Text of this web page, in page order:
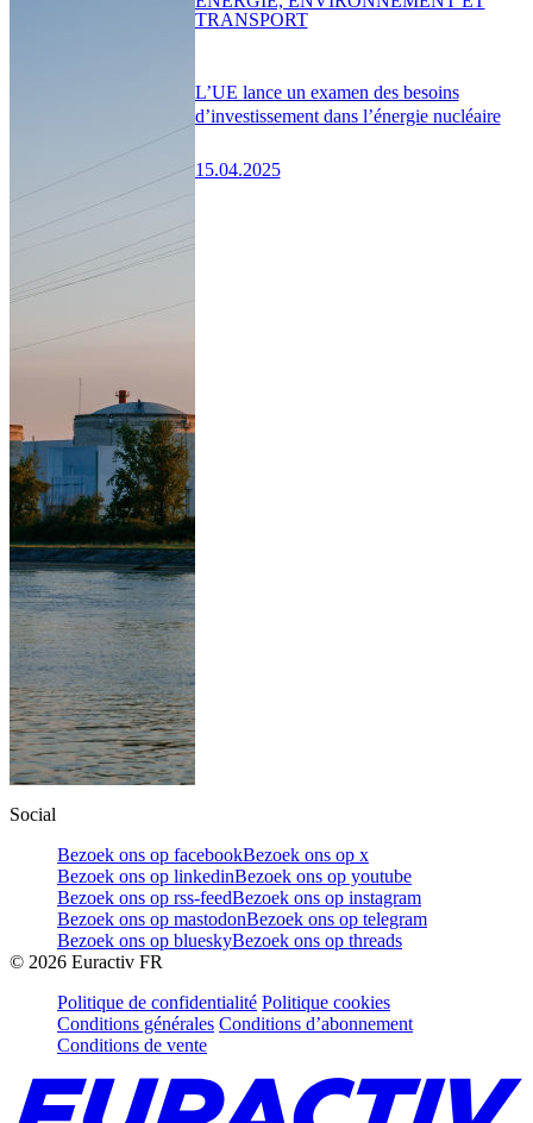
L’UE lance un examen des besoins
d’investissement dans l’énergie nucléaire
15.04.2025
TRANSPORT
Social
Bezoek ons op facebookBezoek ons op x
Bezoek ons op linkedinBezoek ons op youtube
Bezoek ons op rss-feedBezoek ons op instagram
Bezoek ons op mastodonBezoek ons op telegram
Bezoek ons op blueskyBezoek ons op threads
© 2026 Euractiv FR
Politique de confidentialité Politique cookies
Conditions générales Conditions d’abonnement
Conditions de vente